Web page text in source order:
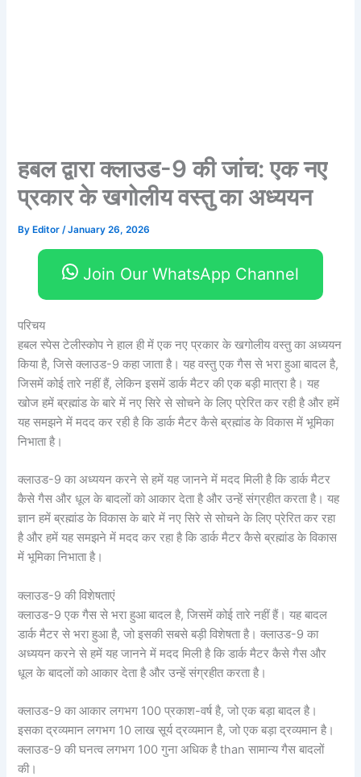
हबल द्वारा क्लाउड-9 की जांच: एक नए
प्रकार के खगोलीय वस्तु का अध्ययन
By Editor/January 26, 2026
Join Our WhatsApp Channel
परिचय
हबल स्पेस टेलीस्कोप ने हाल ही में एक नए प्रकार के खगोलीय वस्तु का अध्ययन
किया है, जिसे क्लाउड-9 कहा जाता है। यह वस्तु एक गैस से भरा हुआ बादल है,
जिसमें कोई तारे नहीं हैं, लेकिन इसमें डार्क मैटर की एक बड़ी मात्रा है। यह
खोज हमें ब्रह्मांड के बारे में नए सिरे से सोचने के लिए प्रेरित कर रही है और हमें
यह समझने में मदद कर रही है कि डार्क मैटर कैसे ब्रह्मांड के विकास में भूमिका
निभाता है।
क्लाउड-9 का अध्ययन करने से हमें यह जानने में मदद मिली है कि डार्क मैटर
कैसे गैस और धूल के बादलों को आकार देता है और उन्हें संग्रहीत करता है। यह
ज्ञान हमें ब्रह्मांड के विकास के बारे में नए सिरे से सोचने के लिए प्रेरित कर रहा
है और हमें यह समझने में मदद कर रहा है कि डार्क मैटर कैसे ब्रह्मांड के विकास
में भूमिका निभाता है।
क्लाउड-9 की विशेषताएं
क्लाउड-9 एक गैस से भरा हुआ बादल है, जिसमें कोई तारे नहीं हैं। यह बादल
डार्क मैटर से भरा हुआ है, जो इसकी सबसे बड़ी विशेषता है। क्लाउड-9 का
अध्ययन करने से हमें यह जानने में मदद मिली है कि डार्क मैटर कैसे गैस और
धूल के बादलों को आकार देता है और उन्हें संग्रहीत करता है।
क्लाउड-9 का आकार लगभग 100 प्रकाश-वर्ष है, जो एक बड़ा बादल है।
इसका द्रव्यमान लगभग 10 लाख सूर्य द्रव्यमान है, जो एक बड़ा द्रव्यमान है।
क्लाउड-9 की घनत्व लगभग 100 गुना अधिक है than सामान्य गैस बादलों
की।